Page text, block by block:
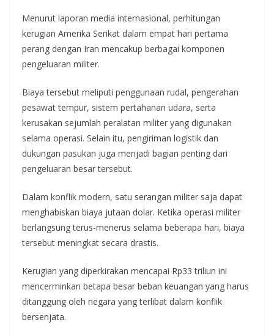
Menurut laporan media internasional, perhitungan
kerugian Amerika Serikat dalam empat hari pertama
perang dengan Iran mencakup berbagai komponen
pengeluaran militer.
Biaya tersebut meliputi penggunaan rudal, pengerahan
pesawat tempur, sistem pertahanan udara, serta
kerusakan sejumlah peralatan militer yang digunakan
selama operasi. Selain itu, pengiriman logistik dan
dukungan pasukan juga menjadi bagian penting dari
pengeluaran besar tersebut.
Dalam konflik modern, satu serangan militer saja dapat
menghabiskan biaya jutaan dolar. Ketika operasi militer
berlangsung terus-menerus selama beberapa hari, biaya
tersebut meningkat secara drastis.
Kerugian yang diperkirakan mencapai Rp33 triliun ini
mencerminkan betapa besar beban keuangan yang harus
ditanggung oleh negara yang terlibat dalam konflik
bersenjata.